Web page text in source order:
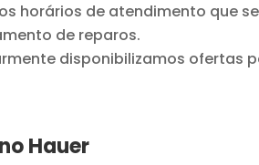
horários de atendimento que
de reparos.
disponibilizamos ofertas
Hauer